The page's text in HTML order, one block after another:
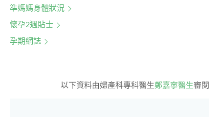
準媽媽身體狀況
懷孕2週貼士
孕期網誌
以下資料由婦產科專科醫生鄭嘉寧醫生審閱